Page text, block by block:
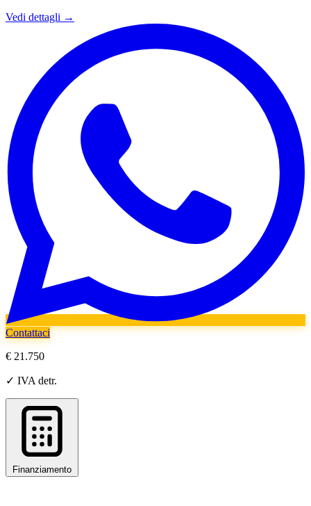
Vedi dettagli →
Contattaci
€ 21.750
✓ IVA detr.
Finanziamento